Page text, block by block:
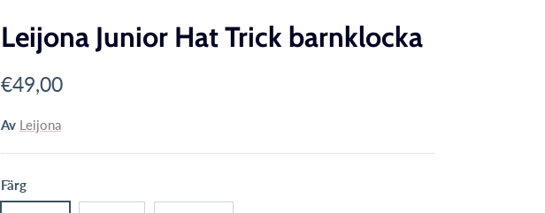
Leijona Junior Hat Trick barnklocka
Translation missing: sv.products.product.price.regular_price
€49,00
Av Leijona
Färg